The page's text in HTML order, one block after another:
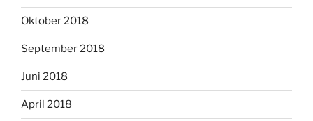
Oktober 2018
September 2018
Juni 2018
April 2018